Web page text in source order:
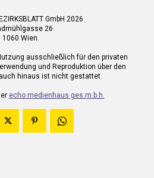
GmbH 2026
26
1060 Wien.
ausschließlich für den privaten
und Reproduktion über den
hinaus ist nicht gestattet.
echo medienhaus ges.m.b.h.